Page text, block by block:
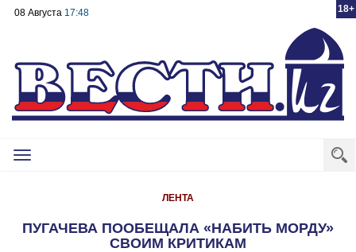
18+
08 Августа 17:48
Toggle
ЛЕНТА
ПУГАЧЕВА ПООБЕЩАЛА «НАБИТЬ МОРДУ»
СВОИМ КРИТИКАМ